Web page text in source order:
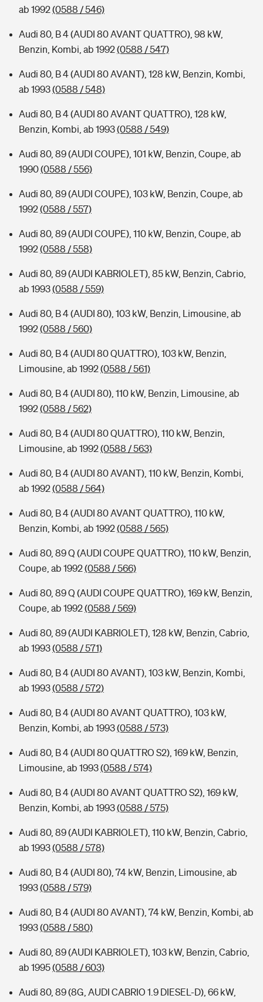
ab 1992(0588 / 546)
Audi 80, B 4 (AUDI 80 AVANT QUATTRO), 98 kW,
Benzin, Kombi, ab 1992(0588 / 547)
Audi 80, B 4 (AUDI 80 AVANT), 128 kW, Benzin, Kombi,
ab 1993(0588 / 548)
Audi 80, B 4 (AUDI 80 AVANT QUATTRO), 128 kW,
Benzin, Kombi, ab 1993(0588 / 549)
Audi 80, 89 (AUDI COUPE), 101 kW, Benzin, Coupe, ab
1990(0588 / 556)
Audi 80, 89 (AUDI COUPE), 103 kW, Benzin, Coupe, ab
1992(0588 / 557)
Audi 80, 89 (AUDI COUPE), 110 kW, Benzin, Coupe, ab
1992(0588 / 558)
Audi 80, 89 (AUDI KABRIOLET), 85 kW, Benzin, Cabrio,
ab 1993(0588 / 559)
Audi 80, B 4 (AUDI 80), 103 kW, Benzin, Limousine, ab
1992(0588 / 560)
Audi 80, B 4 (AUDI 80 QUATTRO), 103 kW, Benzin,
Limousine, ab 1992(0588 / 561)
Audi 80, B 4 (AUDI 80), 110 kW, Benzin, Limousine, ab
1992(0588 / 562)
Audi 80, B 4 (AUDI 80 QUATTRO), 110 kW, Benzin,
Limousine, ab 1992(0588 / 563)
Audi 80, B 4 (AUDI 80 AVANT), 110 kW, Benzin, Kombi,
ab 1992(0588 / 564)
Audi 80, B 4 (AUDI 80 AVANT QUATTRO), 110 kW,
Benzin, Kombi, ab 1992(0588 / 565)
Audi 80, 89 Q (AUDI COUPE QUATTRO), 110 kW, Benzin,
Coupe, ab 1992(0588 / 566)
Audi 80, 89 Q (AUDI COUPE QUATTRO), 169 kW, Benzin,
Coupe, ab 1992(0588 / 569)
Audi 80, 89 (AUDI KABRIOLET), 128 kW, Benzin, Cabrio,
ab 1993(0588 / 571)
Audi 80, B 4 (AUDI 80 AVANT), 103 kW, Benzin, Kombi,
ab 1993(0588 / 572)
Audi 80, B 4 (AUDI 80 AVANT QUATTRO), 103 kW,
Benzin, Kombi, ab 1993(0588 / 573)
Audi 80, B 4 (AUDI 80 QUATTRO S2), 169 kW, Benzin,
Limousine, ab 1993(0588 / 574)
Audi 80, B 4 (AUDI 80 AVANT QUATTRO S2), 169 kW,
Benzin, Kombi, ab 1993(0588 / 575)
Audi 80, 89 (AUDI KABRIOLET), 110 kW, Benzin, Cabrio,
ab 1993(0588 / 578)
Audi 80, B 4 (AUDI 80), 74 kW, Benzin, Limousine, ab
1993(0588 / 579)
Audi 80, B 4 (AUDI 80 AVANT), 74 kW, Benzin, Kombi, ab
1993(0588 / 580)
Audi 80, 89 (AUDI KABRIOLET), 103 kW, Benzin, Cabrio,
ab 1995(0588 / 603)
Audi 80, 89 (8G, AUDI CABRIO 1.9 DIESEL-D), 66 kW,